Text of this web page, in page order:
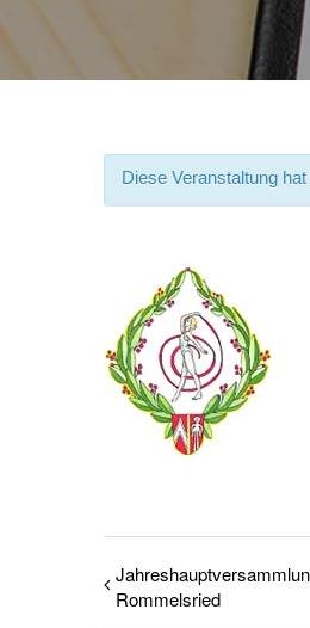
Diese Veranstaltung
Rommelsried